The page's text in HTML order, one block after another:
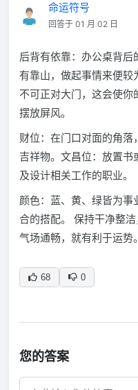
命运符号
回答于 01 月 02 日
后背有依靠：办公桌背
有靠山，做起事情来便较
不可正对大门，这会使
摆放屏风。
财位：在门口对面的角
吉祥物。文昌位：放置
及设计相关工作的职业。
颜色：蓝、黄、绿皆为
合的搭配。 保持干净整
气场通畅，就有利于运势。
68 0
您的答案